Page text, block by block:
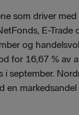
som driver
E-
og
for 16,67 % av
i september.
en